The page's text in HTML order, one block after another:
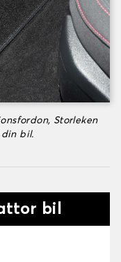
Storleken
bil.
bil